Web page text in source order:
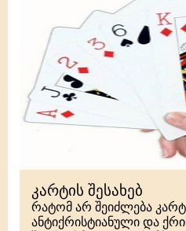
კარტის შესახებ
რატომ არ შეიძლება
ანტიქრისტიანული და